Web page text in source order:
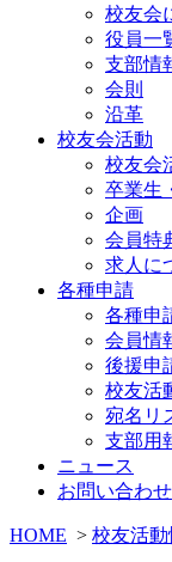
校友会
役員一
支部情
会則
沿革
校友会活動
校友会
卒業生
企画
会員特
求人に
各種申請
各種申
会員情
後援申
校友活
宛名リ
支部用
ニュース
お問い合わせ
HOME > 校友活動